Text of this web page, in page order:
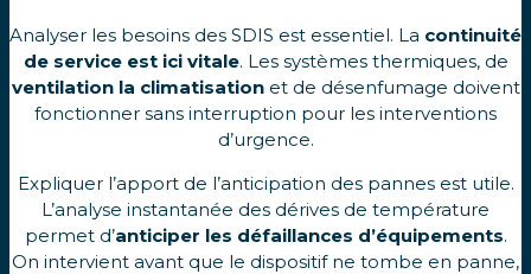
Analyser les besoins des SDIS est essentiel. La continuité
de service est ici vitale. Les systèmes thermiques, de
ventilation la climatisationet de désenfumage doivent
fonctionner sans interruption pour les interventions
d’urgence.
Expliquer l’apport de l’anticipation des pannes est utile.
L’analyse instantanée des dérives de température
permet d’anticiper les défaillances d’équipements.
On intervient avant que le dispositif ne tombe en panne,